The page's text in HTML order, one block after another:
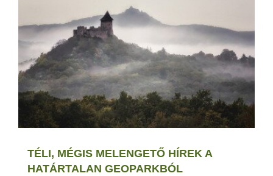
TÉLI, MÉGIS MELENGETŐ HÍREK A
HATÁRTALAN GEOPARKBÓL